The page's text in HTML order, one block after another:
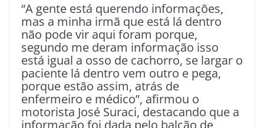
“A gente está querendo informações,
mas a minha irmã que está lá dentro
não pode vir aqui foram porque,
segundo me deram informação isso
está igual a osso de cachorro, se largar o
paciente lá dentro vem outro e pega,
porque estão assim, atrás de
enfermeiro e médico”, afirmou o
motorista José Suraci, destacando que a